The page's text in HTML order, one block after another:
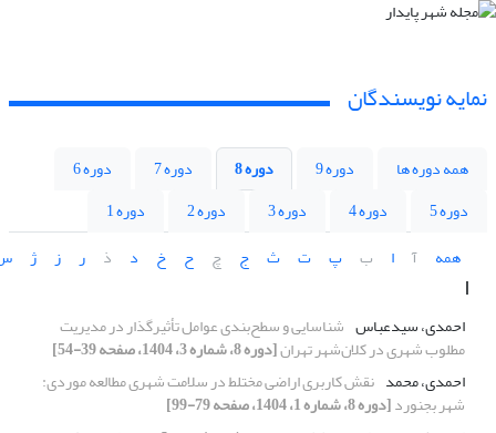
نمایه نویسندگان
همه دوره ها دوره 9 دوره 8 دوره 7
دوره 6
دوره 5
دوره 4 دوره 3 دوره 2
دوره 1
همه
آ ا ب پ ت ث ج چ ح خ د ذ ر ز ژ
ا
احمدی، سیدعباس شناسایی و سطح‌بندی عوامل تأثیرگذار در مدیریت
مطلوب شهری در کلان‌شهر تهران[دوره 8، شماره 3، 1404، صفحه 39-54]
احمدی، محمد نقش کاربری اراضی مختلط در سلامت شهری مطالعه موردی:
شهر بجنورد[دوره 8، شماره 1، 1404، صفحه 79-99]